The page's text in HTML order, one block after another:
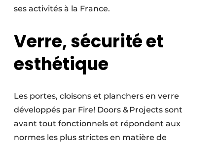
Travaux ferroviaires
ses activités à la France.
Verre, sécurité et
esthétique
Les portes, cloisons et planchers en verre
développés par Fire! Doors & Projects sont
avant tout fonctionnels et répondent aux
normes les plus strictes en matière de